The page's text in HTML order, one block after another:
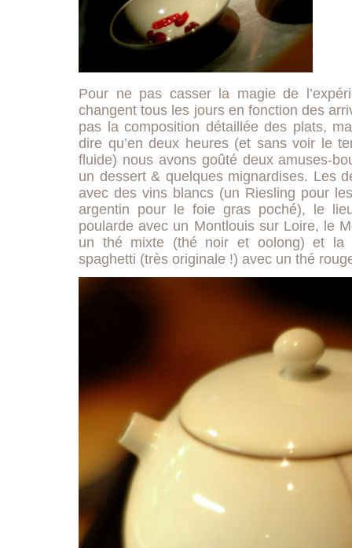
Pour ne pas casser la magie de
changent tous les jours en fonction des
pas la composition détaillée des plats,
dire qu’en deux heures (et sans voir le
fluide) nous avons goûté deux amuses-
un dessert & quelques mignardises. Les
avec des vins blancs (un Riesling pour
argentin pour le foie gras poché), le
poularde avec un Montlouis sur Loire, le
un thé mixte (thé noir et oolong) et la
spaghetti (très originale !) avec un thé